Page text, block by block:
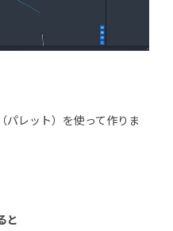
パレット）を使って作りま
と